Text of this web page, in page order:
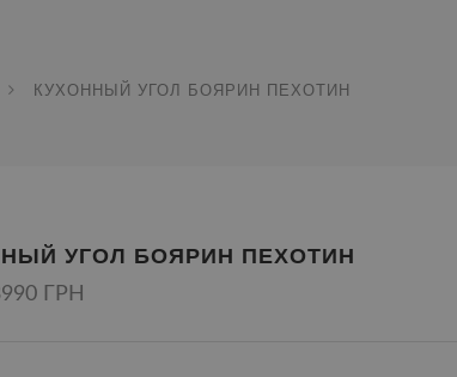
КУХОННЫЙ УГОЛ БОЯРИН ПЕХОТИН
УГОЛ БОЯРИН ПЕХОТИН
ГРН